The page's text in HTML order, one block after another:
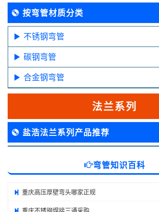
按弯管材质分类
不锈钢弯管
碳钢弯管
合金钢弯管
法兰系列
盐浩法兰系列产品推荐
弯管知识百科
重庆高压厚壁弯头哪家正规
重庆不锈钢焊接三通采购